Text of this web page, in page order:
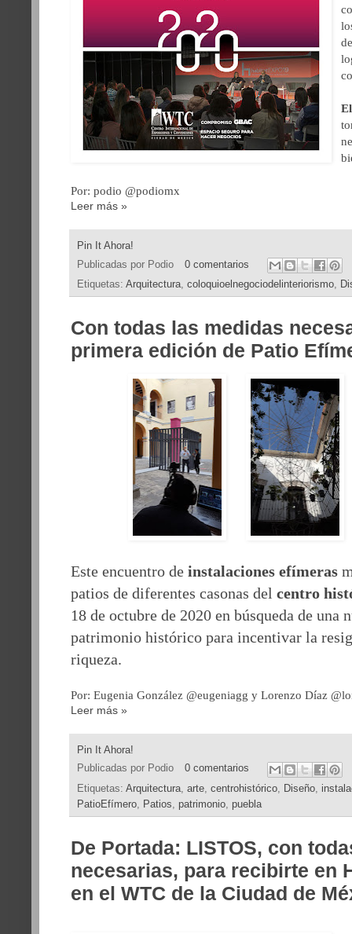
El
Por: podio @podiomx
Leer más »
Pin It Ahora!
Publicadas por Podio
0 comentarios
Etiquetas: Arquitectura, coloquioelnegociodelinteriorismo,
Con todas las medidas
primera edición de Patio
Este encuentro de instalaciones efímeras
patios de diferentes casonas del centro
18 de octubre de 2020 en búsqueda de una
patrimonio histórico para incentivar la
riqueza.
Por: Eugenia González @eugeniagg y Lorenzo Díaz
Leer más »
Pin It Ahora!
Publicadas por Podio
0 comentarios
Etiquetas: Arquitectura arte centrohistórico Diseño
PatioEfímero
Patios patrimonio puebla
De Portada: LISTOS, con
necesarias, para recibirte en
en el WTC de la Ciudad de